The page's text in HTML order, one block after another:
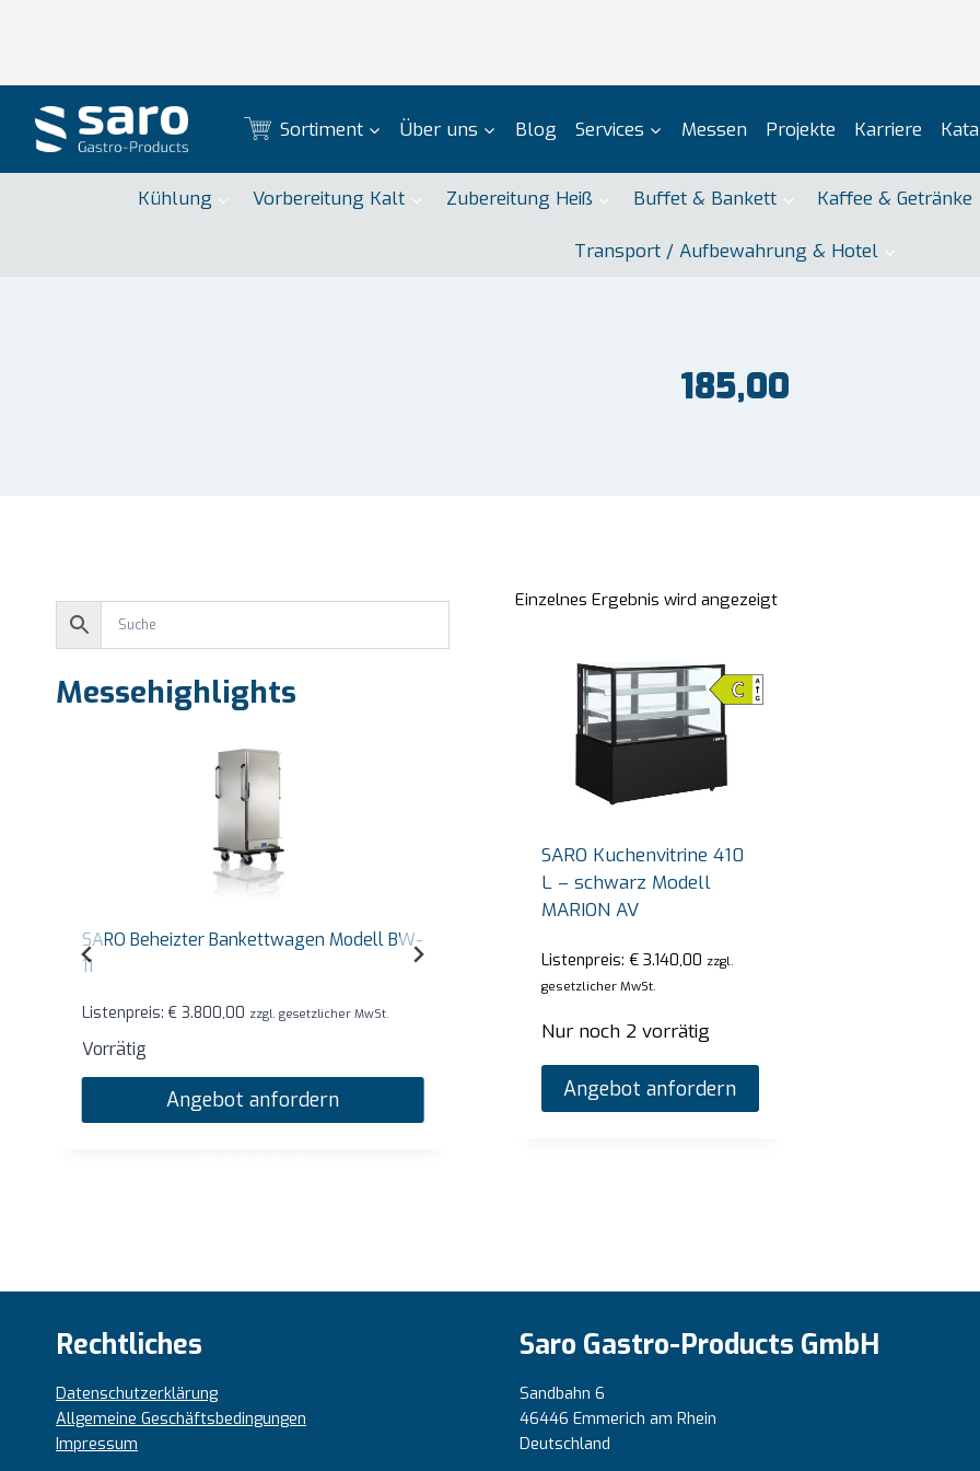
Sortiment Über uns Blog Services Messen Projekte Karriere
Kühlung Vorbereitung Kalt Zubereitung Heiß Buffet & Bankett Kaffee & Getränke
Transport / Aufbewahrung & Hotel
185,00
Einzelnes Ergebnis wird angezeigt
SARO Kuchenvitrine 410
L – schwarz Modell
MARION AV
Listenpreis:€ 3.140,00 zzgl.
gesetzlicher MwSt.
Nur noch 2 vorrätig
Angebot anfordern
Messehighlights
SARO Countertop Warmhaltevitrine Self
Listenpreis: €1.760,00 zzgl. gesetzlicher MwSt.
Vorrätig
Angebot anfordern
Listenpreis:€2.720,00
Vorrätig
Angebot anfordern
Rechtliches
Datenschutzerklärung
Allgemeine Geschäftsbedingungen
Impressum
Saro Gastro-Products GmbH
Sandbahn 6
46446 Emmerich am Rhein
Deutschland